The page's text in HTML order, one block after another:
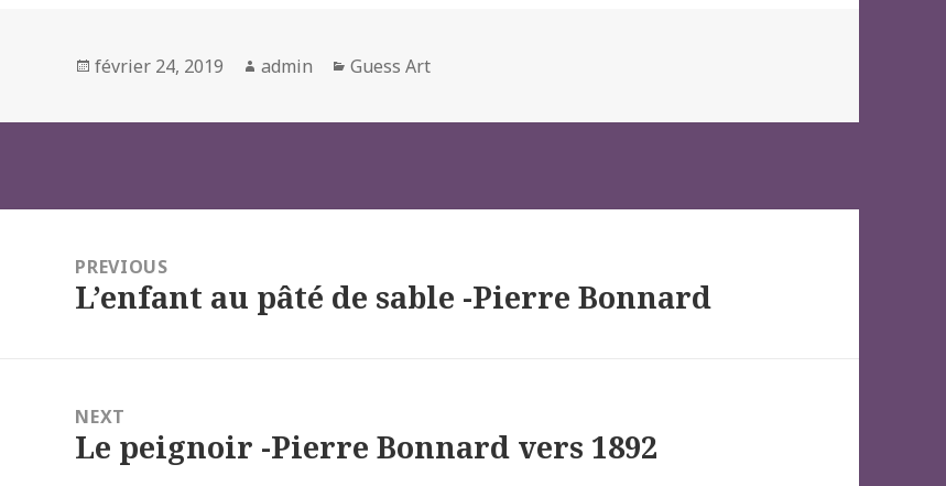
Posted
février 24, 2019 Author
admin Categories
Guess Art
l’article
PREVIOUS
Previous
L’enfant au pâté de sable -Pierre Bonnard
NEXT
Next
Le peignoir -Pierre Bonnard vers 1892